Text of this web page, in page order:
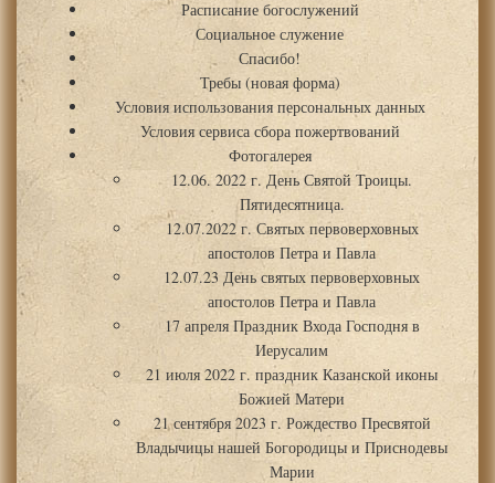
Расписание богослужений
Социальное служение
Спасибо!
Требы (новая форма)
Условия использования персональных данных
Условия сервиса сбора пожертвований
Фотогалерея
12.06. 2022 г. День Святой Троицы.
Пятидесятница.
12.07.2022 г. Святых первоверховных
апостолов Петра и Павла
12.07.23 День святых первоверховных
апостолов Петра и Павла
17 апреля Праздник Входа Господня в
Иерусалим
21 июля 2022 г. праздник Казанской иконы
Божией Матери
21 сентября 2023 г. Рождество Пресвятой
Владычицы нашей Богородицы и Приснодевы
Марии